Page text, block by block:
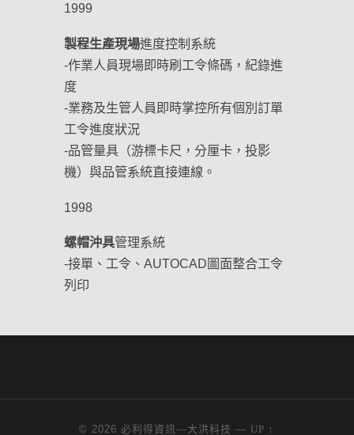
1999
製程生產現場進度控制系統
-作業人員現場即時刷工令條碼，紀錄進
度
-業務及生管人員即時掌控所有個別訂單
工令進度狀況
-品管量具（游標卡尺，分厘卡，投影
機）與品管系統直接連線。
1998
螺帽沖具管理系統
-接單、工令、AUTOCAD圖面整合工令
列印
© 2026必利得資訊—大洪科技 — UP ↑